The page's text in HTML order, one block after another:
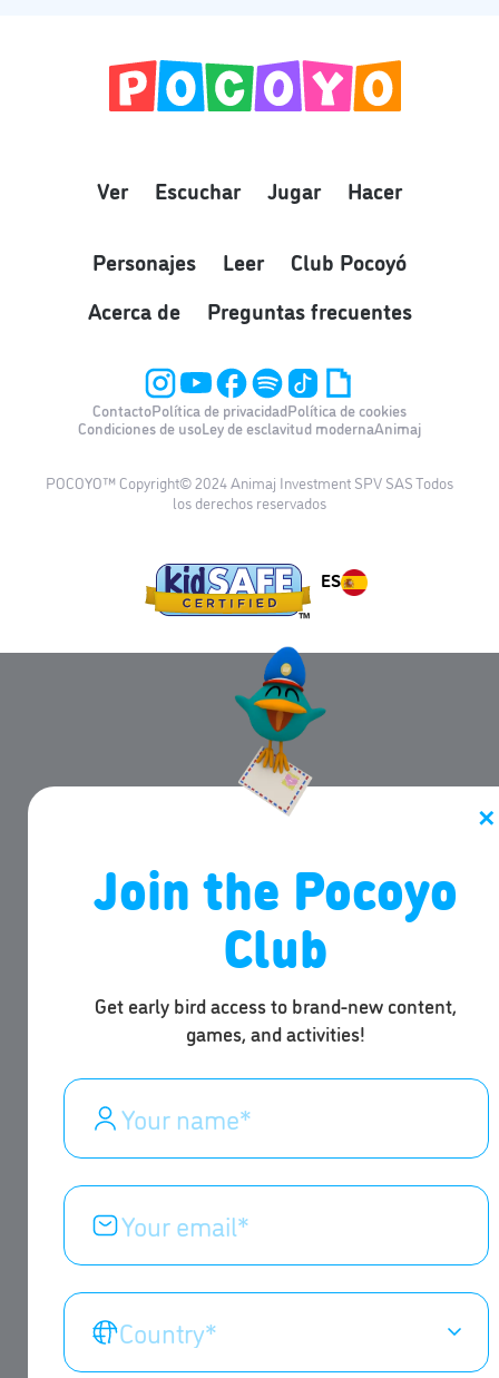
Ver Escuchar Jugar Hacer
Personajes Leer
Club Pocoyó
Acerca de
Preguntas frecuentes
ContactoPolítica de privacidadPolítica de cookies
Condiciones de usoLey de esclavitud modernaAnimaj
POCOYO™ Copyright© 2024 Animaj Investment SPV SAS Todos
los derechos reservados
ES
✕
Join the Pocoyo
Club
Get early bird access to brand-new content,
games, and activities!